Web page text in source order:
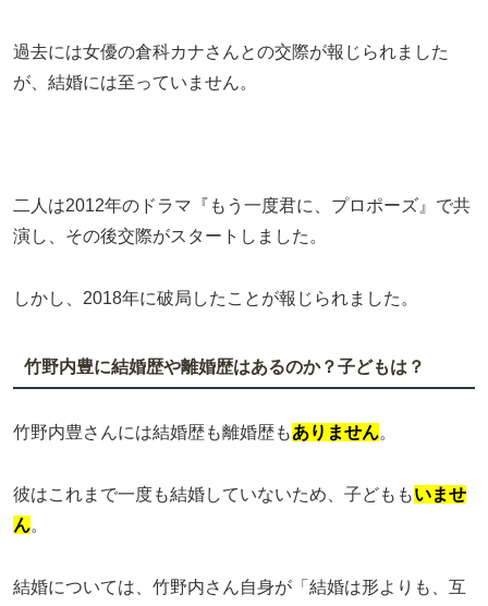
過去には女優の倉科カナさんとの交際が報じられました
が、結婚には至っていません。
二人は2012年のドラマ『もう一度君に、プロポーズ』で共
演し、その後交際がスタートしました。
しかし、2018年に破局したことが報じられました。
竹野内豊に結婚歴や離婚歴はあるのか？子どもは？
竹野内豊さんには結婚歴も離婚歴もありません。
彼はこれまで一度も結婚していないため、子どももいませ
ん。
結婚については、竹野内さん自身が「結婚は形よりも、互